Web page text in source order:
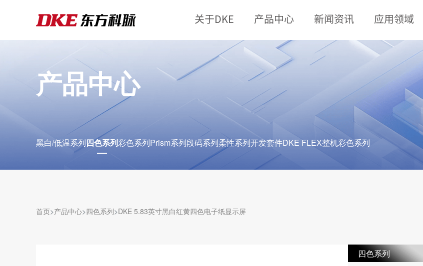
关于DKE 产品中心 新闻资讯 应用领域
产品中心
黑白/低温系列四色系列彩色系列Prism系列段码系列柔性系列开发套件DKE FLEX整机彩色系列
四色电子纸显示屏采用E Ink Spectra 3100四色电子墨水技术，缩短了画面刷新速度 ，增大了黄色
标准点阵电子纸显示 屏能够提供更鲜艳饱和的黑、白、黄、红四种色彩组合，呈现更吸睛醒目的
首页 产品中心 四色系列 DKE 5.83英寸黑白红黄四色电子纸显示屏
四色系列